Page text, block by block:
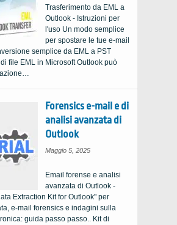
Trasferimento da EML a
Outlook - Istruzioni per
l'uso Un modo semplice
per spostare le tue e-mail
semplice da EML a PST
file EML in Microsoft Outlook può
Forensics e-mail e di
analisi avanzata di
Outlook
Maggio 5, 2025
Email forense e analisi
avanzata di Outlook -
Extraction Kit for Outlook" per
e-mail forensics e indagini sulla
guida passo passo.. Kit di